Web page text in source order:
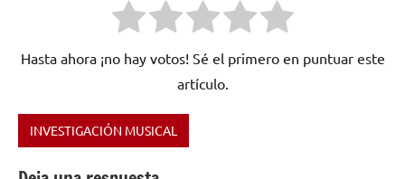
Hasta ahora ¡no hay votos! Sé el primero en puntuar este
artículo.
Etiquetado
INVESTIGACIÓN MUSICAL